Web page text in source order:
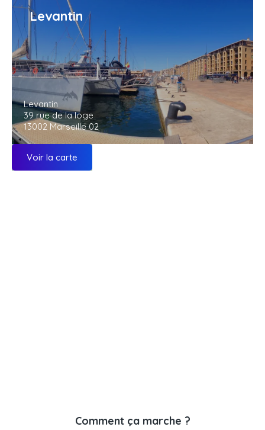
Levantin
Levantin
39 rue de la loge
13002 Marseille 02
Voir la carte
Comment ça marche ?